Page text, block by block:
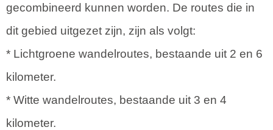
gecombineerd kunnen worden. De routes die in
dit gebied uitgezet zijn, zijn als volgt:
* Lichtgroene wandelroutes, bestaande uit 2 en 6
kilometer.
* Witte wandelroutes, bestaande uit 3 en 4
kilometer.